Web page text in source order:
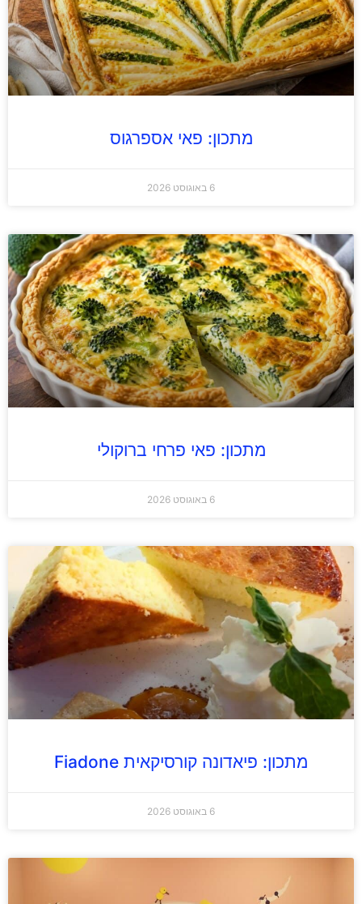
מתכון: פאי אספרגוס
6 באוגוסט 2026
מתכון: פאי פרחי ברוקולי
6 באוגוסט 2026
מתכון: פיאדונה קורסיקאית Fiadone
6 באוגוסט 2026